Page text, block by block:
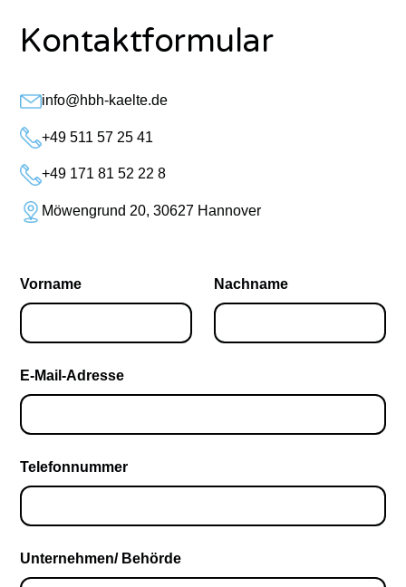
Kontaktformular
info@hbh-kaelte.de
+49 511 57 25 41
+49 171 81 52 22 8
Möwengrund 20, 30627 Hannover
Vorname Nachname
E-Mail-Adresse
Telefonnummer
Unternehmen/ Behörde